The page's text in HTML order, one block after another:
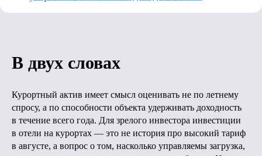
В двух словах
Курортный актив имеет смысл оценивать не по летнему
спросу, а по способности объекта удерживать доходность
в течение всего года. Для зрелого инвестора инвестиции
в отели на курортах — это не история про высокий тариф
в августе, а вопрос о том, насколько управляемы загрузка,